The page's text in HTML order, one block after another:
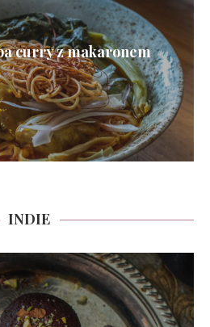
curry z makaronem
INDIE